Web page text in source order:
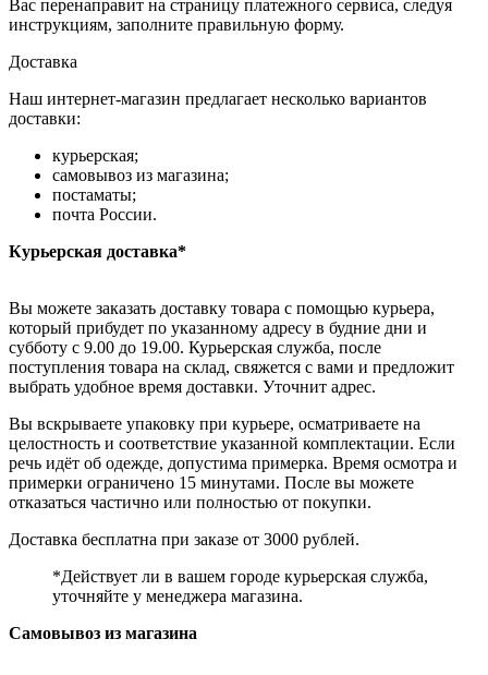
Вас перенаправит на страницу платежного сервиса, следуя
инструкциям, заполните правильную форму.
Доставка
Наш интернет-магазин предлагает несколько вариантов
доставки:
курьерская;
самовывоз из магазина;
постаматы;
почта России.
Курьерская доставка*
Вы можете заказать доставку товара с помощью курьера,
который прибудет по указанному адресу в будние дни и
субботу с 9.00 до 19.00. Курьерская служба, после
поступления товара на склад, свяжется с вами и предложит
выбрать удобное время доставки. Уточнит адрес.
Вы вскрываете упаковку при курьере, осматриваете на
целостность и соответствие указанной комплектации. Если
речь идёт об одежде, допустима примерка. Время осмотра и
примерки ограничено 15 минутами. После вы можете
отказаться частично или полностью от покупки.
Доставка бесплатна при заказе от 3000 рублей.
*Действует ли в вашем городе курьерская служба,
уточняйте у менеджера магазина.
Самовывоз из магазина